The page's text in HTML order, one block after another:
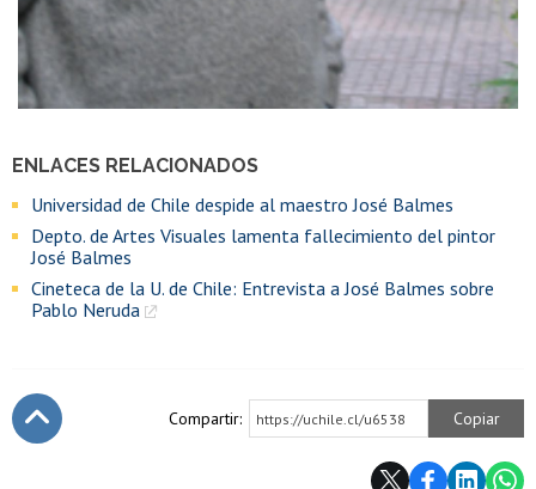
ENLACES RELACIONADOS
Universidad de Chile despide al maestro José Balmes
Depto. de Artes Visuales lamenta fallecimiento del pintor
José Balmes
Cineteca de la U. de Chile: Entrevista a José Balmes sobre
Pablo Neruda
Compartir: https://uchile.cl/u6538 Copiar